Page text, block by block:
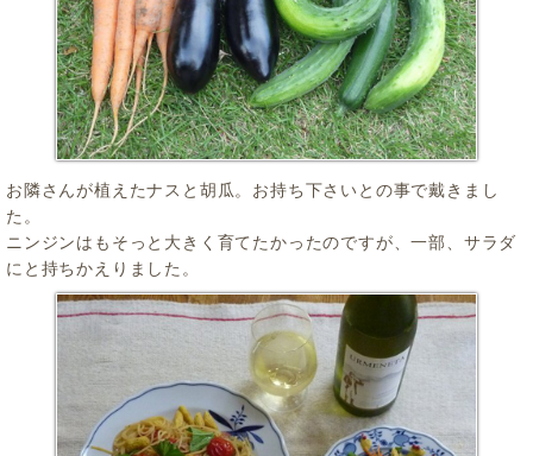
お隣さんが植えたナスと胡瓜。お持ち下さいとの事で戴きまし
た。
ニンジンはもそっと大きく育てたかったのですが、一部、サラダ
にと持ちかえりました。